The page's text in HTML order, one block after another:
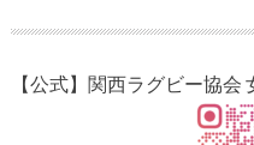
【公式】関西ラグビー協